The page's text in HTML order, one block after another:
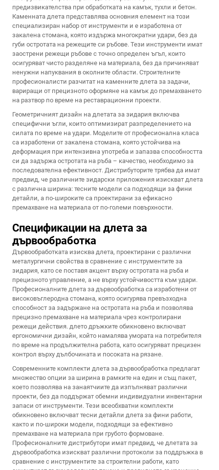
предизвикателства при обработката на камък, тухли и бетон.
Каменната длета представлява основния елемент на този
специализиран набор от инструменти и е изработена от
закалена стомана, която издържа многократни удари, без да
губи остротата на режещите си ръбове. Тези инструменти имат
заострени режещи ръбове с точно определен ъгъл, които
осигуряват чисто разделяне на материала, без да причиняват
ненужни напуквания в околните области. Строителните
професионалисти разчитат на каменните длета за задачи,
вариращи от прецизното оформяне на камък до премахването
на разтвор по време на реставрационни проекти.
Геометричният дизайн на длетата за зидария включва
специфични ъгли, които оптимизират разпределението на
силата по време на удари. Моделите от професионална класа
са изработени от закалена стомана, която устойчива на
деформация при интензивна употреба и запазва способността
си да задържа остротата на ръба – качество, необходимо за
последователна ефективност. Дистрибуторите трябва да имат
предвид, че различните зидарски приложения изискват длета
с различна ширина: тесните модели са подходящи за фини
детайли, а по-широките са проектирани за ефикасно
премахване на материала от по-големи повърхности.
Спецификации на длета за
дървообработка
Дървообработката изисква длета, проектирани с различни
металургични свойства в сравнение с инструментите за
зидария, като се поставя акцент върху остротата на ръба и
прецизното управление, а не върху устойчивостта към удари.
Професионалните длета за дървообработка са изработени от
високовъглеродна стомана, която осигурява превъзходна
способност за задържане на остротата на ръба и позволява
прецизно премахване на материала чрез контролирани
режещи действия. длето дръжките обикновено включват
ергономични дизайн, който намалява умората на потребителя
по време на продължителна работа, като осигуряват прецизен
контрол върху дълбочината и посоката на рязане.
Современните комплекти длета за дървообработка предлагат
множество опции за ширина в рамките на един и същ пакет,
което позволява на занаятчиите да изпълняват различни
проекти, без да поддържат обемни индивидуални инвентарни
запаси от инструменти. Тези всеобхватни комплекти
обикновено включват тесни детайли длета за фини работи,
както и по-широки модели, подходящи за ефективно
премахване на материала при грубото формоване.
Професионалните дистрибутори имат предвид, че длетата за
дървообработка изискват различни протоколи за поддръжка в
сравнение с инструментите за строителни работи, като